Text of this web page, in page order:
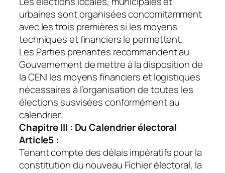
urbaines sont organisées concomitamment
avec les trois premières si les moyens
techniques et financiers le permettent.
Les Parties prenantes recommandent au
Gouvernement de mettre à la disposition de
la CENI les moyens financiers et logistiques
nécessaires à l’organisation de toutes les
élections susvisées conformément au
calendrier.
Chapitre III : Du Calendrier électoral
Article5 :
Tenant compte des délais impératifs pour la
constitution du nouveau Fichier électoral, la